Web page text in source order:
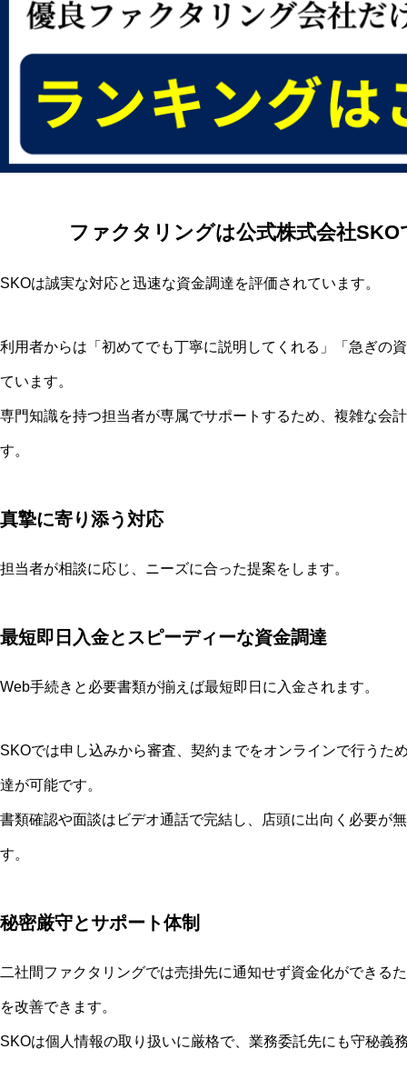
ファクタリングは公式株式会社
SKOは誠実な対応と迅速な資金調達を評価されています。
利用者からは「初めてでも丁寧に説明してくれる」「急ぎの
ています。
専門知識を持つ担当者が専属でサポートするため、複雑な会
す。
真摯に寄り添う対応
担当者が相談に応じ、ニーズに合った提案をします。
最短即日入金とスピーディーな資金調達
Web手続きと必要書類が揃えば最短即日に入金されます。
SKOでは申し込みから審査、契約までをオンラインで行うた
達が可能です。
書類確認や面談はビデオ通話で完結し、店頭に出向く必要が
す。
秘密厳守とサポート体制
二社間ファクタリングでは売掛先に通知せず資金化ができる
を改善できます。
SKOは個人情報の取り扱いに厳格で、業務委託先にも守秘義